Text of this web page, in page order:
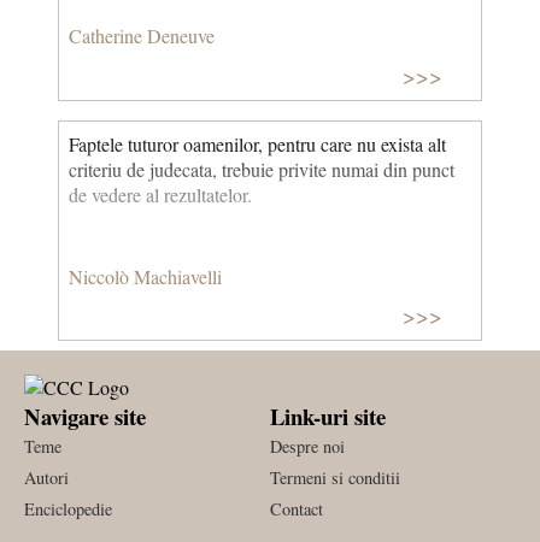
Catherine Deneuve
>>>
Faptele tuturor oamenilor, pentru care nu exista alt
criteriu de judecata, trebuie privite numai din punct
de vedere al rezultatelor.
Niccolò Machiavelli
>>>
Navigare site
Teme
Autori
Enciclopedie
Link-uri site
Despre noi
Termeni si conditii
Contact